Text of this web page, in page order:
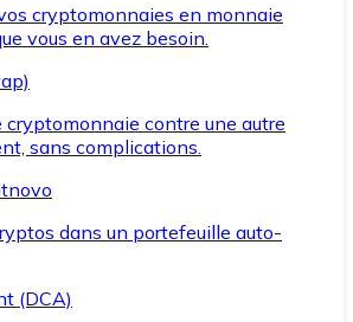
cryptomonnaies en monnaie
vous en avez besoin.
cryptomonnaie contre une autre
sans complications.
dans un portefeuille auto-
(DCA)